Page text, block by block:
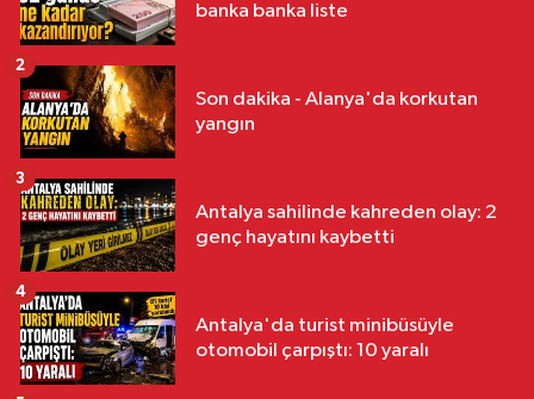
banka banka liste
Son dakika - Alanya'da korkutan
yangın
2
Antalya sahilinde kahreden olay: 2
genç hayatını kaybetti
3
Antalya'da turist minibüsüyle
otomobil çarpıştı: 10 yaralı
4